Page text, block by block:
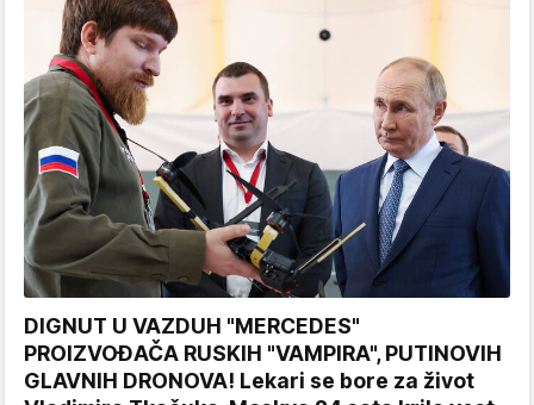
DIGNUT U VAZDUH "MERCEDES"
PROIZVOĐAČA RUSKIH "VAMPIRA", PUTINOVIH
GLAVNIH DRONOVA! Lekari se bore za život